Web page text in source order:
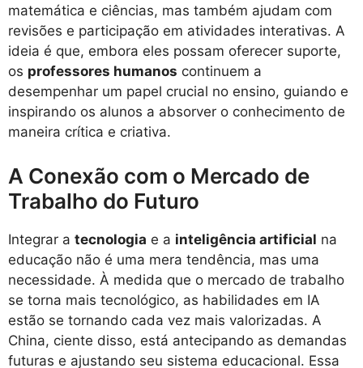
matemática e ciências, mas também ajudam com
revisões e participação em atividades interativas. A
ideia é que, embora eles possam oferecer suporte,
os professores humanos continuem a
desempenhar um papel crucial no ensino, guiando e
inspirando os alunos a absorver o conhecimento de
maneira crítica e criativa.
A Conexão com o Mercado de
Trabalho do Futuro
Integrar a tecnologia e a inteligência artificial na
educação não é uma mera tendência, mas uma
necessidade. À medida que o mercado de trabalho
se torna mais tecnológico, as habilidades em IA
estão se tornando cada vez mais valorizadas. A
China, ciente disso, está antecipando as demandas
futuras e ajustando seu sistema educacional. Essa